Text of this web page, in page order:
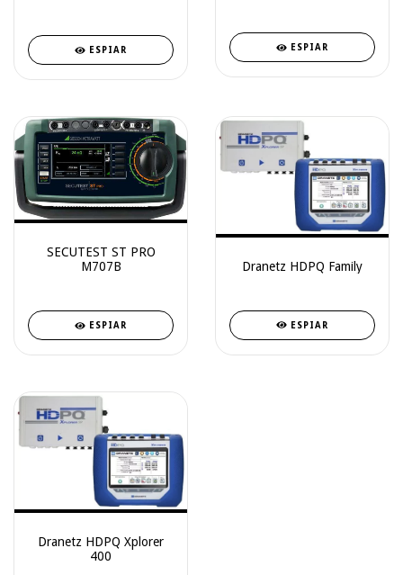
ESPIAR ESPIAR
SECUTEST ST PRO
M707B
ESPIAR
Dranetz HDPQ Family
ESPIAR
Dranetz HDPQ Xplorer
400